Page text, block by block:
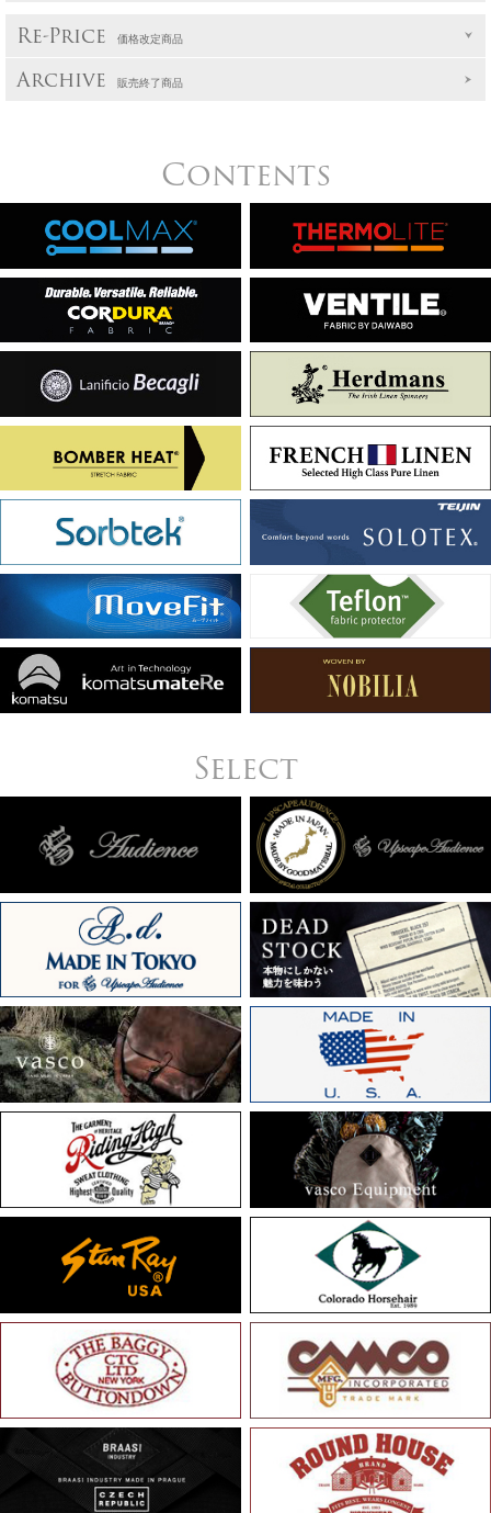
Re-Price 価格改定商品
Archive 販売終了商品
Contents
Select